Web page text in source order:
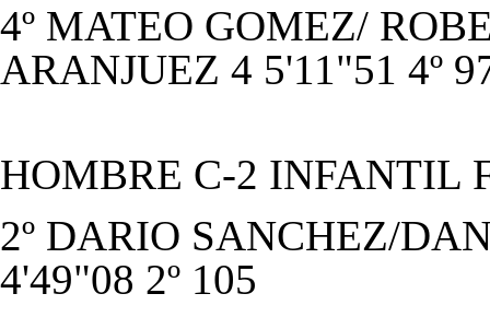
4º MATEO GOMEZ/
ARANJUEZ 4 5'11"51 4º
HOMBRE C-2 INFANTIL
2º DARIO SANCHEZ/
4'49"08 2º 105